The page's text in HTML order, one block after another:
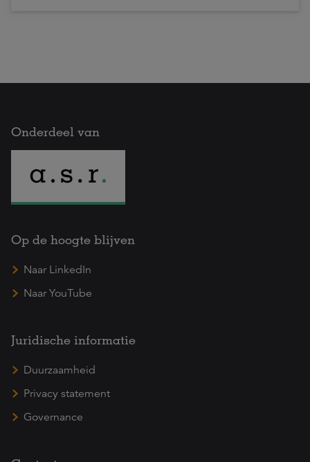
Onderdeel van
Op de hoogte blijven
Naar LinkedIn
Naar YouTube
Juridische informatie
Duurzaamheid
Privacy statement
Governance